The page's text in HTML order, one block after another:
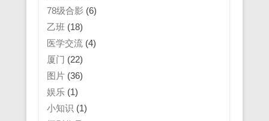
78级合影 (6)
乙班 (18)
医学交流(4)
厦门 (22)
图片(36)
娱乐(1)
小知识 (1)